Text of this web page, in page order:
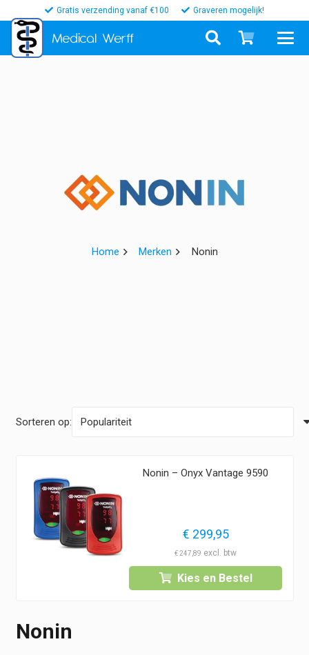
Gratis verzending vanaf €100 Graveren mogelijk!
Medical Werff
Home Merken Nonin
Sorteren op:
Nonin – Onyx Vantage 9590
€ 299,95
€247,89
Kies en Bestel
Nonin